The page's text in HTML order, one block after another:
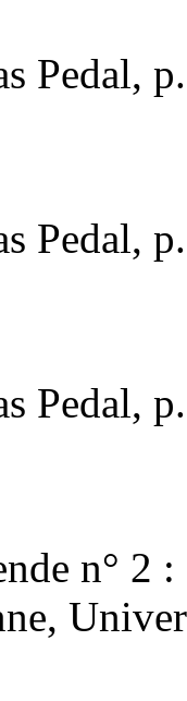
Pedal,
Pedal,
Pedal,
n° 2